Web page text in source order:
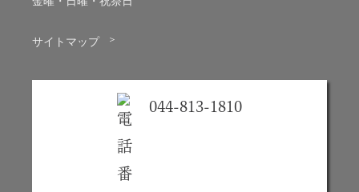
サイトマップ ＞
044-813-1810